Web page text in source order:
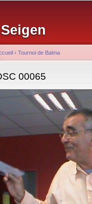
êtes ici
› Tournoi de Balma
00065